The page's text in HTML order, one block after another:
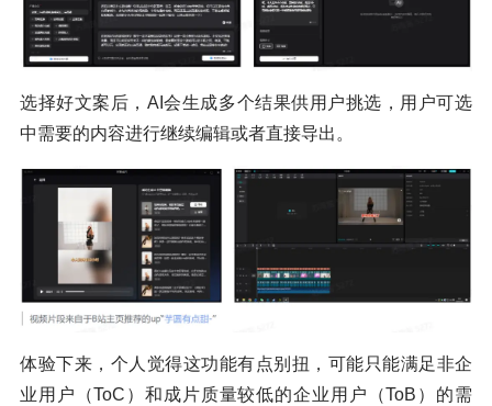
选择好文案后，AI会生成多个结果供用户挑选，用户可选
中需要的内容进行继续编辑或者直接导出。
体验下来，个人觉得这功能有点别扭，可能只能满足非企
业用户（ToC）和成片质量较低的企业用户（ToB）的需